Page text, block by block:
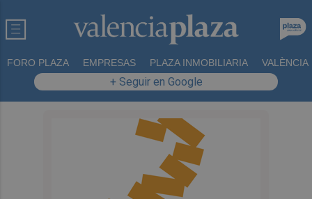
FORO PLAZA EMPRESAS PLAZA INMOBILIARIA VALÈNCIA
+ Seguir en Google